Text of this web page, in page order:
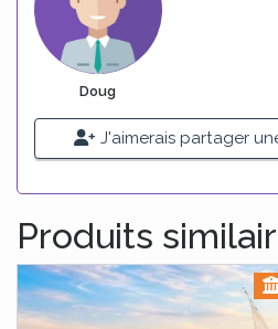
Doug
J'aimerais partager
Produits